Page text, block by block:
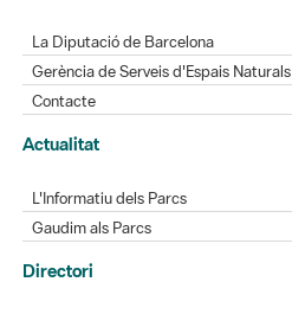
La Diputació de Barcelona
Gerència de Serveis d'Espais Naturals
Contacte
Actualitat
L'Informatiu dels Parcs
Gaudim als Parcs
Directori